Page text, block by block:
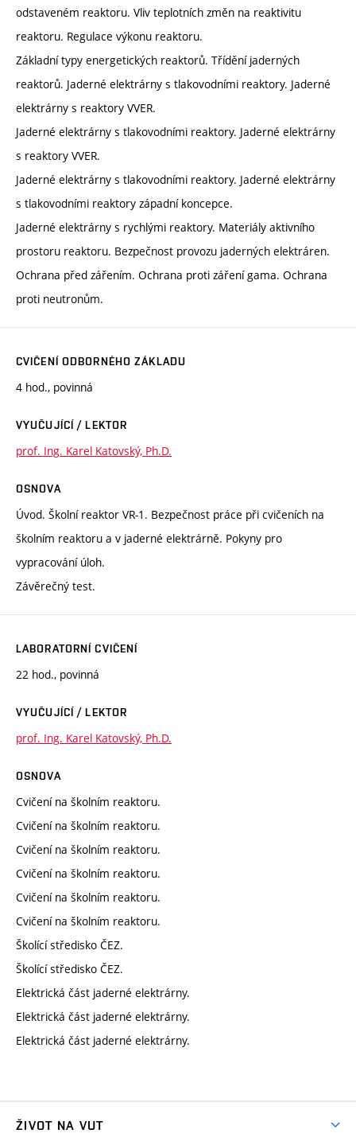
odstaveném reaktoru. Vliv teplotních změn na reaktivitu
reaktoru. Regulace výkonu reaktoru.
Základní typy energetických reaktorů. Třídění jaderných
reaktorů. Jaderné elektrárny s tlakovodními reaktory. Jaderné
elektrárny s reaktory VVER.
Jaderné elektrárny s tlakovodními reaktory. Jaderné elektrárny
s reaktory VVER.
Jaderné elektrárny s tlakovodními reaktory. Jaderné elektrárny
s tlakovodními reaktory západní koncepce.
Jaderné elektrárny s rychlými reaktory. Materiály aktivního
prostoru reaktoru. Bezpečnost provozu jaderných elektráren.
Ochrana před zářením. Ochrana proti záření gama. Ochrana
proti neutronům.
CVIČENÍ ODBORNÉHO ZÁKLADU
4 hod., povinná
VYUČUJÍCÍ / LEKTOR
prof. Ing. Karel Katovský, Ph.D.
OSNOVA
Úvod. Školní reaktor VR-1. Bezpečnost práce při cvičeních na
školním reaktoru a v jaderné elektrárně. Pokyny pro
vypracování úloh.
Závěrečný test.
LABORATORNÍ CVIČENÍ
22 hod., povinná
VYUČUJÍCÍ / LEKTOR
prof. Ing. Karel Katovský, Ph.D.
OSNOVA
Cvičení na školním reaktoru.
Cvičení na školním reaktoru.
Cvičení na školním reaktoru.
Cvičení na školním reaktoru.
Cvičení na školním reaktoru.
Cvičení na školním reaktoru.
Školící středisko ČEZ.
Školící středisko ČEZ.
Elektrická část jaderné elektrárny.
Elektrická část jaderné elektrárny.
Elektrická část jaderné elektrárny.
ŽIVOT NA VUT